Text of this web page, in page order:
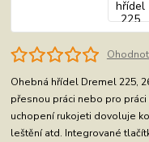
Ohebná hřídel Dremel 225,
přesnou práci nebo pro
uchopení rukojeti dovoluje
leštění atd. Integrované